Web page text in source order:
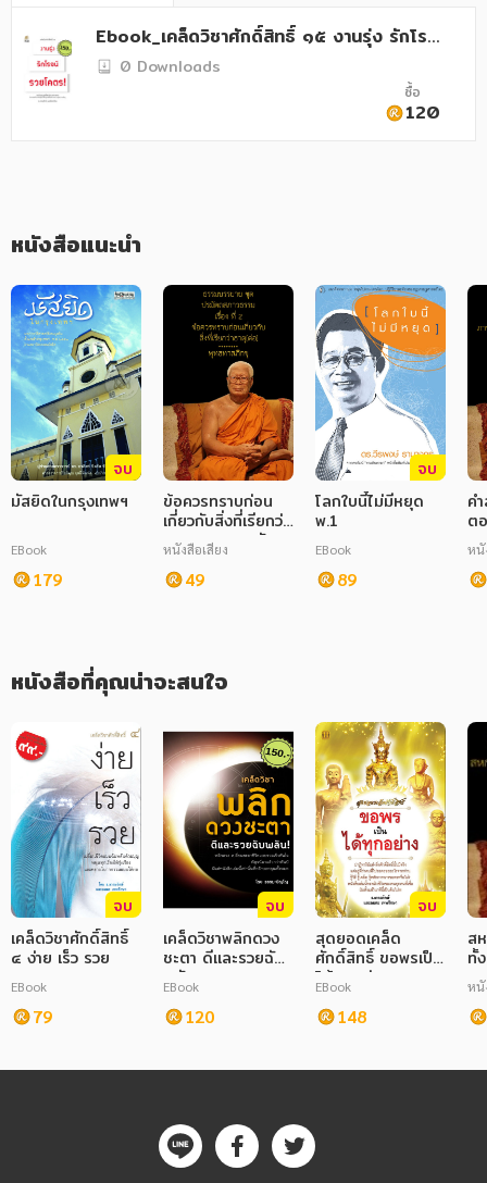
ครอบครัว
วรรณกรรม
ภาษาศาสตร์
หนังสือเด็ก
การพัฒนาตนเอง
ความรู้ทั่วไป
การ์ตูนความรู้ การ์ตูน
การ์ตูนมังงะ (Manga)
Ebook_เคล็ดวิชาศักดิ์สิทธิ์ ๑๕ งานรุ่ง รักโรจ
น์ รวยโคตร!
0 Downloads
ซื้อ
120
หนังสือแนะนำ
จบ
มัสยิดในกรุงเทพฯ
EBook
179
ข้อควรทราบก่อน
เกี่ยวกับสิ่งที่เรียกว่า
ธาตุ 2 ชุด ปรมัตถ
สภาวธรรมธรรมะ
พุทธทาสภิกขุ
หนังสือเสียง
49
จบ
โลกใบนี้ไม่มีหยุด
พ.1
EBook
89
ค
ต
หนั
หนังสือที่คุณน่าจะสนใจ
จบ
เคล็ดวิชาศักดิ์สิทธิ์
๔ ง่าย เร็ว รวย
EBook
79
จบ
เคล็ดวิชาพลิกดวง
ชะตา ดีและรวยฉับ
พลัน!
EBook
120
จบ
สุดยอดเคล็ด
ศักดิ์สิทธิ์ ขอพรเป็น
ได้ทุกอย่าง
EBook
148
ส
ทั้
หนั